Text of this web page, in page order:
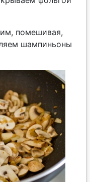
помешивая,
шампиньоны